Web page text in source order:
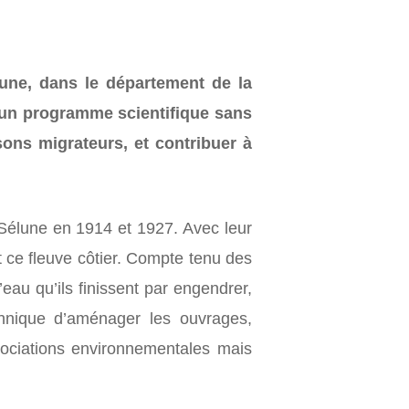
dans le département de la
programme scientifique sans
migrateurs, et contribuer à
en 1914 et 1927. Avec leur
fleuve côtier. Compte tenu des
qu’ils finissent par engendrer,
d’aménager les ouvrages,
environnementales mais